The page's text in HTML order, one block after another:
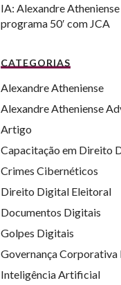
IA: Alexandre Atheniense
programa 50′ com JCA
CATEGORIAS
Alexandre Atheniense
Alexandre Atheniense
Artigo
Capacitação em Direito
Crimes Cibernéticos
Direito Digital Eleitoral
Documentos Digitais
Golpes Digitais
Governança
Inteligência Artificial